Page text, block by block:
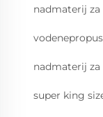
nadmaterij
nadmaterij
super king